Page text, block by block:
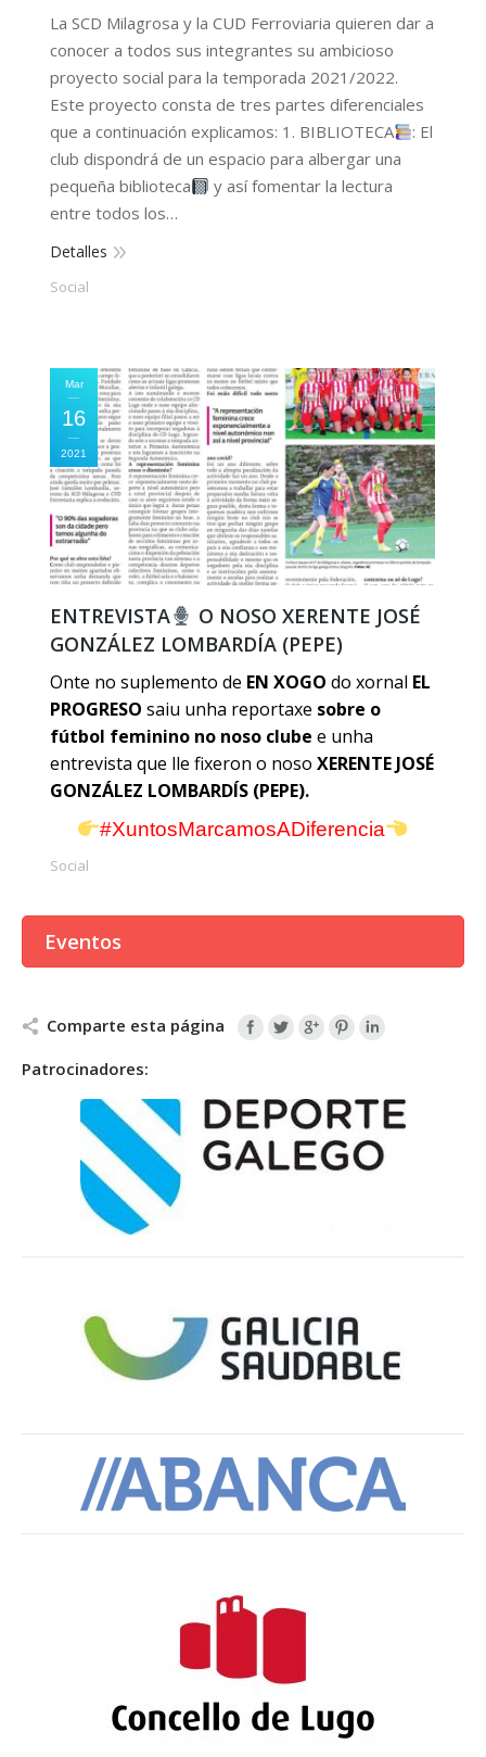
La SCD Milagrosa y la CUD Ferroviaria quieren dar a
conocer a todos sus integrantes su ambicioso
proyecto social para la temporada 2021/2022.
Este proyecto consta de tres partes diferenciales
que a continuación explicamos: 1. BIBLIOTECA
: El
club dispondrá de un espacio para albergar una
pequeña biblioteca
y así fomentar la lectura
entre todos los…
Detalles
Social
Mar
16
2021
ENTREVISTA
O NOSO XERENTE JOSÉ
GONZÁLEZ LOMBARDÍA (PEPE)
Onte no suplemento de EN XOGO do xornal EL
PROGRESO saiu unha reportaxe sobre o
fútbol feminino no noso clube e unha
entrevista que lle fixeron o noso XERENTE JOSÉ
GONZÁLEZ LOMBARDÍS (PEPE).
#XuntosMarcamosADiferencia
Social
Eventos
Comparte esta página
Patrocinadores: